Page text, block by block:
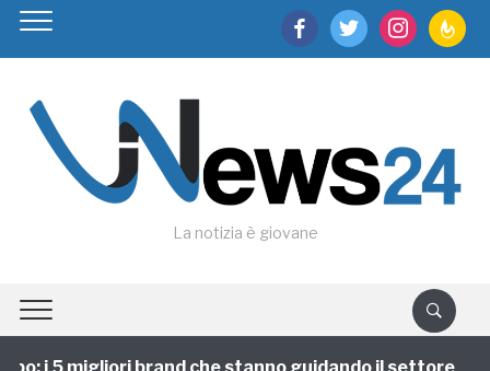
facebooktwitter instagram
La notizia è giovane